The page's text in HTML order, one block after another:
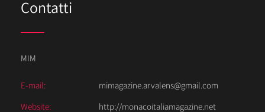
Contatti
MIM
E-mail:
mimagazine.arvalens@gmail.com
Website:
http://monacoitaliamagazine.net